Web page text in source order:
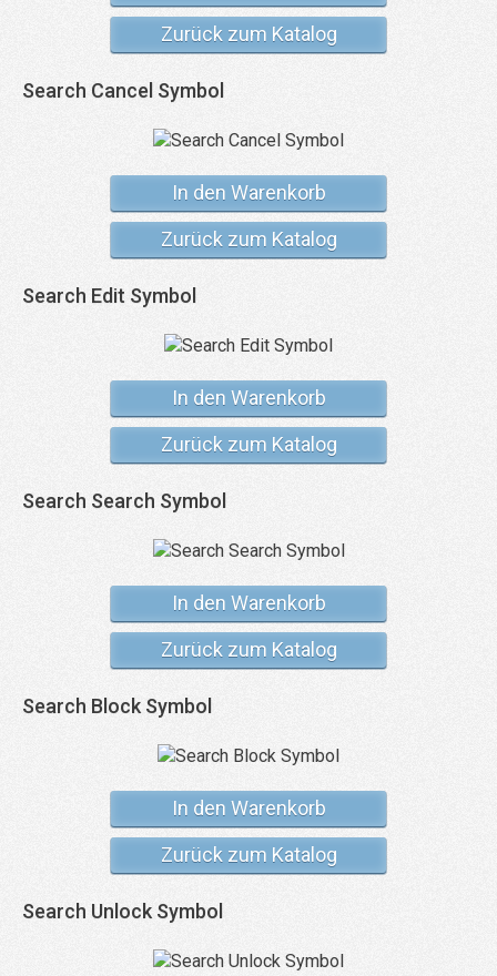
Zurück zum Katalog
Search Cancel Symbol
In den Warenkorb
Zurück zum Katalog
Search Edit Symbol
In den Warenkorb
Zurück zum Katalog
Search Search Symbol
In den Warenkorb
Zurück zum Katalog
Search Block Symbol
In den Warenkorb
Zurück zum Katalog
Search Unlock Symbol